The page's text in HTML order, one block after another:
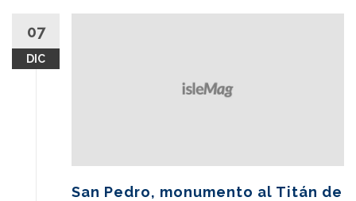
07
DIC
San Pedro, monumento al Titán de